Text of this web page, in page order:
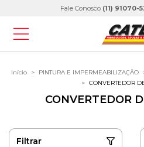
Fale Conosco (11)
Início > PINTURA E IMPERMEABILIZAÇÃO
> CONVERTEDOR
CONVERTEDOR
Filtrar